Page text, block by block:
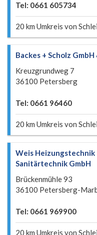
Tel: 0661 605734
20 km Umkreis von
Backes + Scholz GmbH
Kreuzgrundweg 7
36100 Petersberg
Tel: 0661 96460
20 km Umkreis von
Weis Heizungstechnik
Sanitärtechnik GmbH
Brückenmühle 93
36100 Petersberg-
Tel: 0661 969900
20 km Umkreis von